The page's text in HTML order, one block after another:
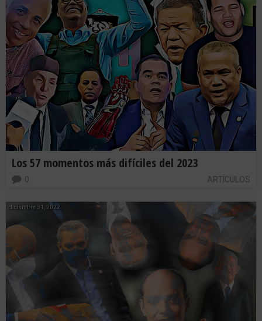
Los 57 momentos más difíciles del 2023
ARTÍCULOS
0
diciembre 31, 2022